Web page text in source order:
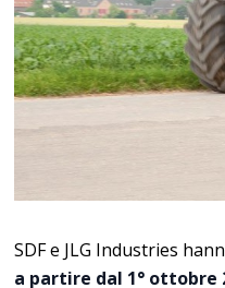
SDF e JLG Industries
a partire dal 1° ottobre